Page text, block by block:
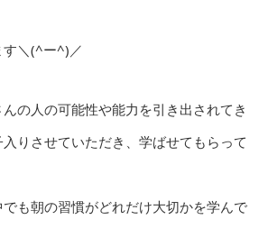
す＼(^ー^)／
の人の可能性や能力を引き出されてき
りさせていただき、学ばせてもらって
も朝の習慣がどれだけ大切かを学んで